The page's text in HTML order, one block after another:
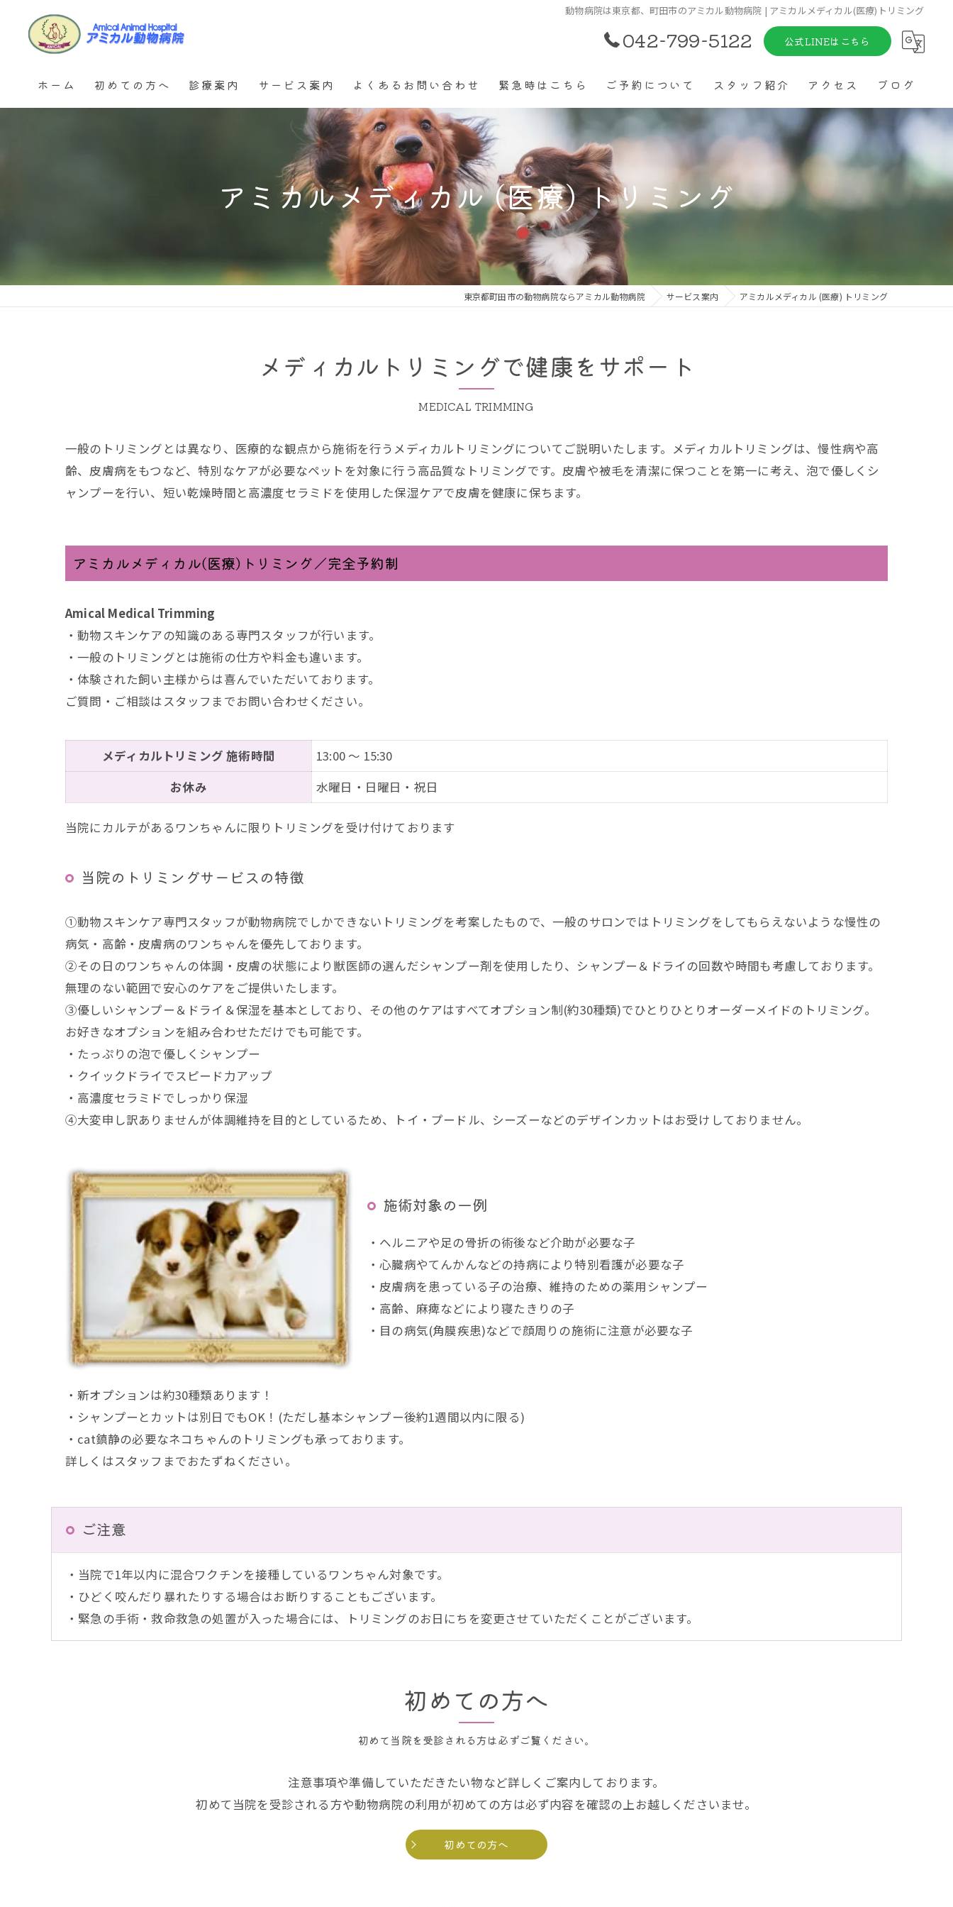
動物病院は東京都、町田市のアミカル動物病院 | アミカルメディカル(医療)トリミング
042-799-5122 公式LINEはこちら
ホーム 初めての方へ 診療案内
皮膚とアレルギーの診療
犬と猫の歯科
一般診療・予防診療・エチケットケアー・ご相談
サービス案内
アミカルメディカル (医療) トリミング
ペットホテル【患者様専用】犬猫ウサギ
ペットデイサービス【半日入院と入院】
よくあるお問い合わせ
ワクチン
トリミング
健康診断
歯科
爪切り
緊急時はこちら ご予約について スタッフ紹介 アクセス ブログ
アミカルメディカル (医療) トリミング
東京都町田市の動物病院ならアミカル動物病院 サービス案内 アミカルメディカル (医療) トリミング
メディカルトリミングで健康をサポート
MEDICAL TRIMMING
一般のトリミングとは異なり、医療的な観点から施術を行うメディカルトリミングについてご説明いたします。メディカルトリミングは、慢性病や高
齢、皮膚病をもつなど、特別なケアが必要なペットを対象に行う高品質なトリミングです。皮膚や被毛を清潔に保つことを第一に考え、泡で優しくシ
ャンプーを行い、短い乾燥時間と高濃度セラミドを使用した保湿ケアで皮膚を健康に保ちます。
アミカルメディカル(医療)トリミング／完全予約制
Amical Medical Trimming
・動物スキンケアの知識のある専門スタッフが行います。
・一般のトリミングとは施術の仕方や料金も違います。
・体験された飼い主様からは喜んでいただいております。
ご質問・ご相談はスタッフまでお問い合わせください。
メディカルトリミング 施術時間
13:00 ～ 15:30
お休み
水曜日・日曜日・祝日
当院にカルテがあるワンちゃんに限りトリミングを受け付けております
当院のトリミングサービスの特徴
①動物スキンケア専門スタッフが動物病院でしかできないトリミングを考案したもので、一般のサロンではトリミングをしてもらえないような慢性の
病気・高齢・皮膚病のワンちゃんを優先しております。
②その日のワンちゃんの体調・皮膚の状態により獣医師の選んだシャンプー剤を使用したり、シャンプー＆ドライの回数や時間も考慮しております。
無理のない範囲で安心のケアをご提供いたします。
③優しいシャンプー＆ドライ＆保湿を基本としており、その他のケアはすべてオプション制(約30種類)でひとりひとりオーダーメイドのトリミング。
お好きなオプションを組み合わせただけでも可能です。
・たっぷりの泡で優しくシャンプー
・クイックドライでスピード力アップ
・高濃度セラミドでしっかり保湿
④大変申し訳ありませんが体調維持を目的としているため、トイ・プードル、シーズーなどのデザインカットはお受けしておりません。
施術対象の一例
・ヘルニアや足の骨折の術後など介助が必要な子
・心臓病やてんかんなどの持病により特別看護が必要な子
・皮膚病を患っている子の治療、維持のための薬用シャンプー
・高齢、麻痺などにより寝たきりの子
・目の病気(角膜疾患)などで顔周りの施術に注意が必要な子
・新オプションは約30種類あります！
・シャンプーとカットは別日でもOK！(ただし基本シャンプー後約1週間以内に限る)
・cat鎮静の必要なネコちゃんのトリミングも承っております。
詳しくはスタッフまでおたずねください。
ご注意
・当院で1年以内に混合ワクチンを接種しているワンちゃん対象です。
・ひどく咬んだり暴れたりする場合はお断りすることもございます。
・緊急の手術・救命救急の処置が入った場合には、トリミングのお日にちを変更させていただくことがございます。
初めての方へ
初めて当院を受診される方は必ずご覧ください。
注意事項や準備していただきたい物など詳しくご案内しております。
初めて当院を受診される方や動物病院の利用が初めての方は必ず内容を確認の上お越しくださいませ。
初めての方へ